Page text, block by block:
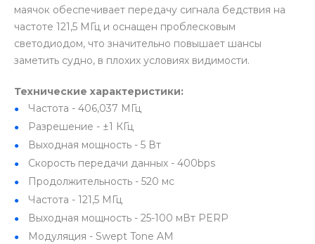
маячок обеспечивает передачу сигнала бедствия на
частоте 121,5 МГц и оснащен проблесковым
светодиодом, что значительно повышает шансы
заметить судно, в плохих условиях видимости.
Технические характеристики:
Частота - 406,037 МГц
Разрешение - ±1 КГц
Выходная мощность - 5 Вт
Скорость передачи данных - 400bps
Продолжительность - 520 мс
Частота - 121,5 МГц
Выходная мощность - 25-100 мВт PERP
Модуляция - Swept Tone AM